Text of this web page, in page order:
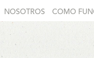
NOSOTROS COMO